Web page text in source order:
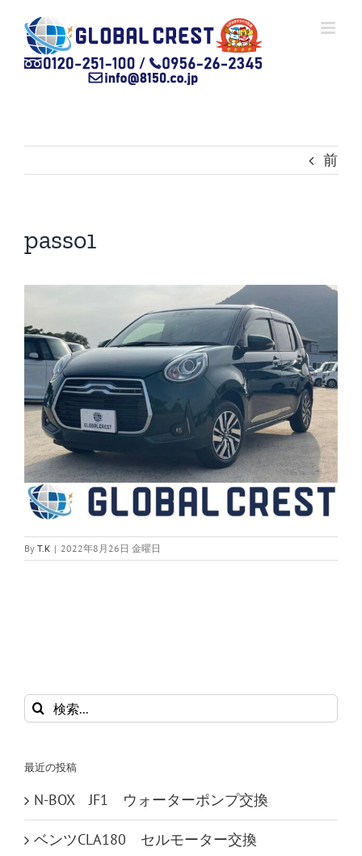
content
前
passo1
By T.K | 2022年8月26日 金曜日
検
索
最近の投稿
N-BOX JF1 ウォーターポンプ交換
ベンツCLA180 セルモーター交換